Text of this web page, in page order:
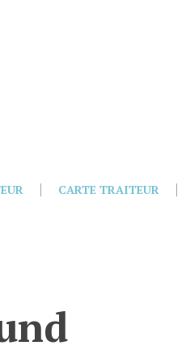
CARTE TRAITEUR